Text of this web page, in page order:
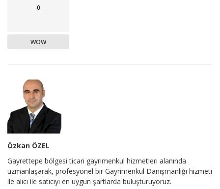
0
WOW
Özkan ÖZEL
Gayrettepe bölgesi ticari gayrimenkul hizmetleri alanında
uzmanlaşarak, profesyonel bir Gayrimenkul Danışmanlığı hizmeti
ile alıcı ile satıcıyı en uygun şartlarda buluşturuyoruz.